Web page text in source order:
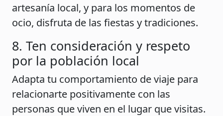
artesanía local, y para los momentos de
ocio, disfruta de las fiestas y tradiciones.
8. Ten consideración y respeto
por la población local
Adapta tu comportamiento de viaje para
relacionarte positivamente con las
personas que viven en el lugar que visitas.